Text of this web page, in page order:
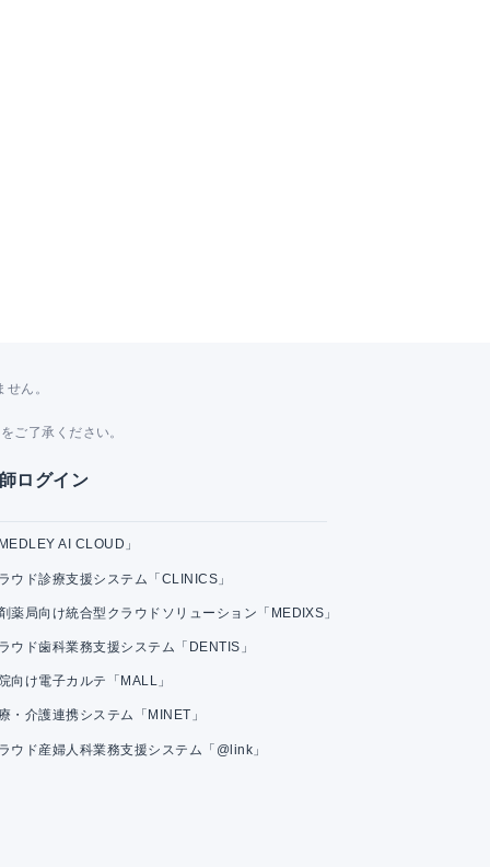
ん。
ご了承ください。
ログイン
AI CLOUD」
ウド診療支援システム「CLINICS」
薬局向け統合型クラウドソリューション「MEDIXS」
ウド歯科業務支援システム「DENTIS」
向け電子カルテ「MALL」
・介護連携システム「MINET」
ウド産婦人科業務支援システム「@link」